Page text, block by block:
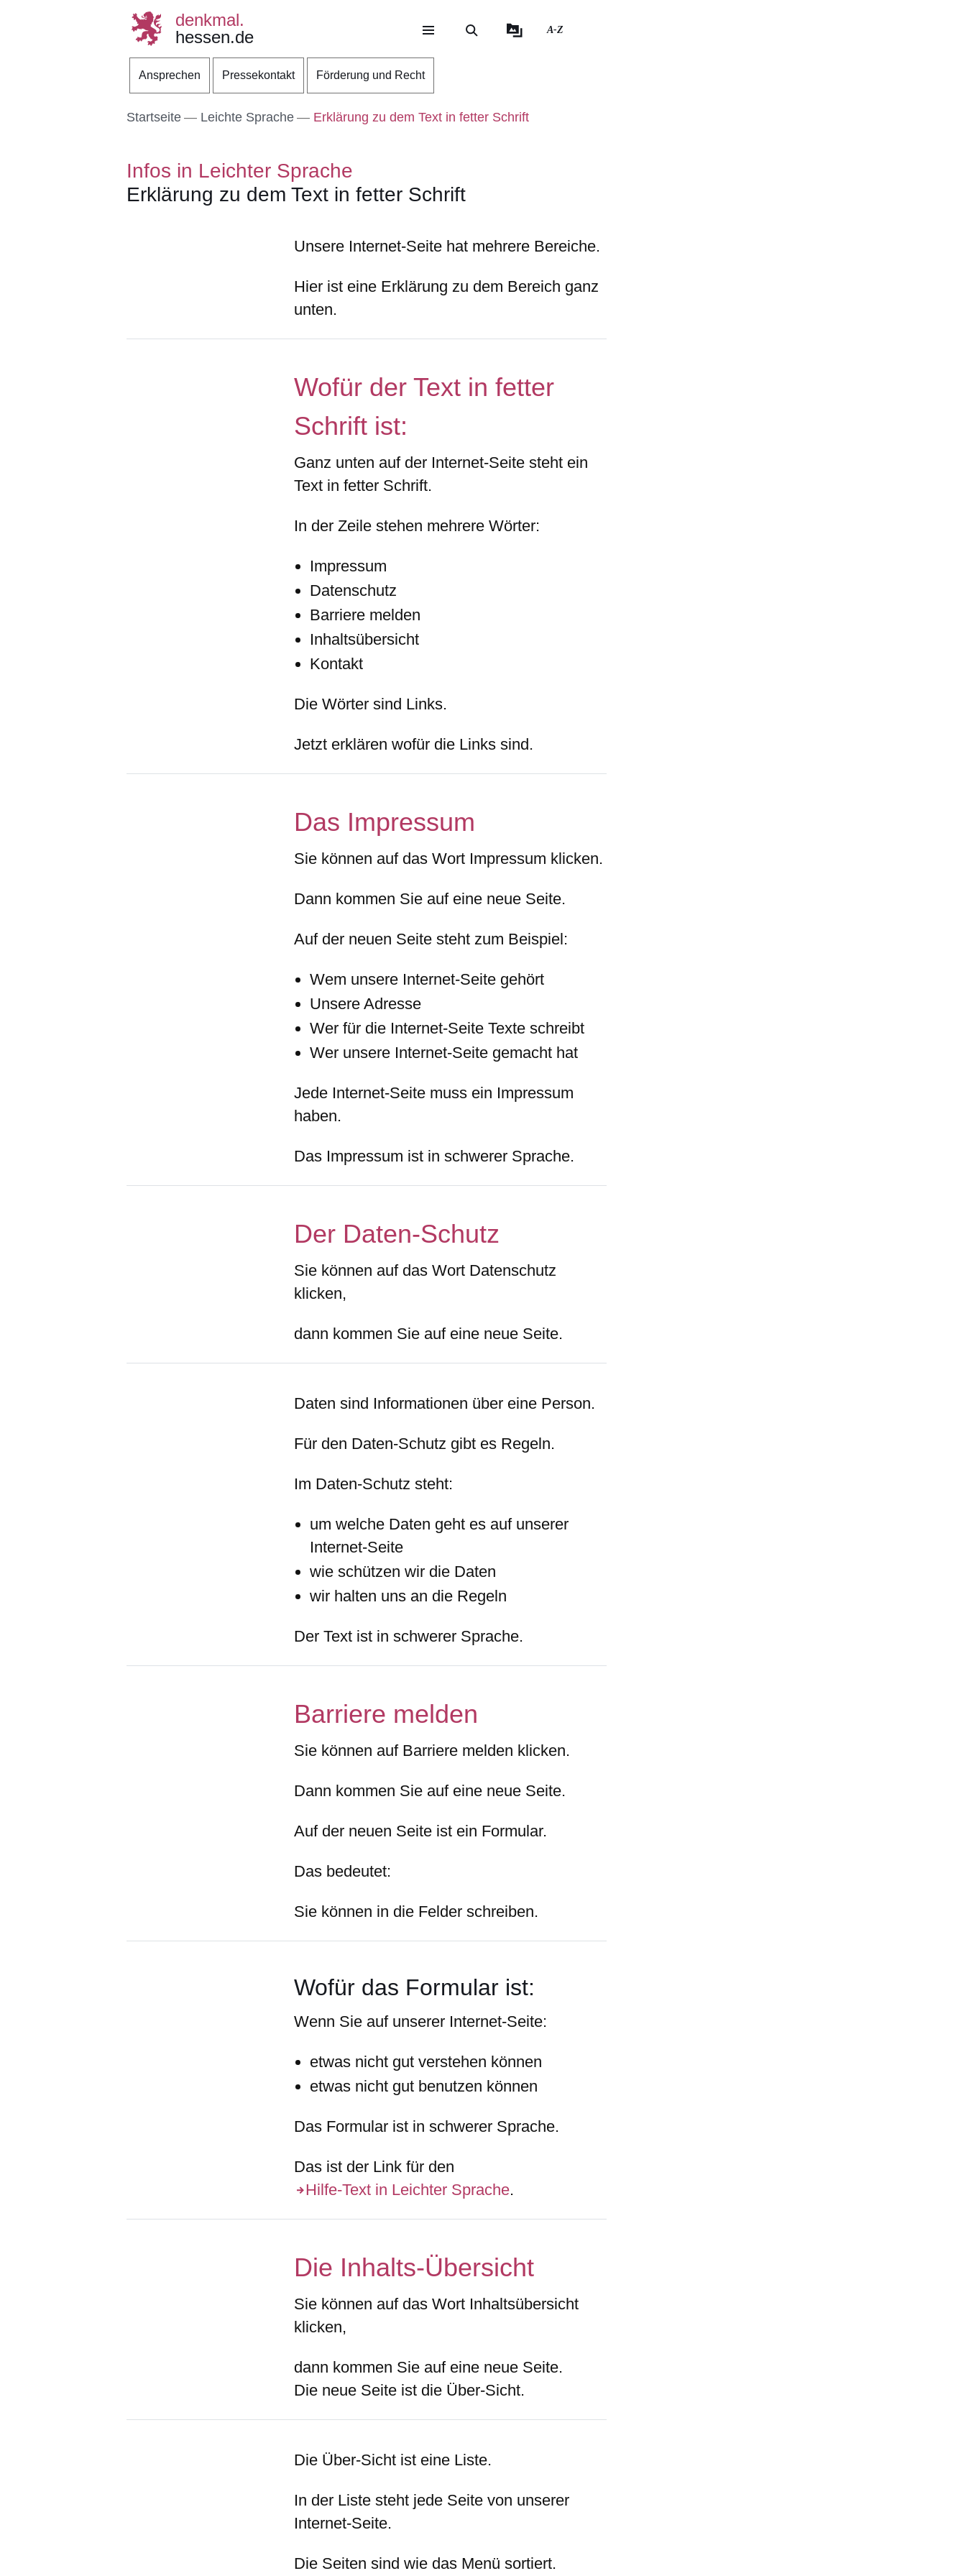
Direkt zum Kopf der Seite
Direkt zum Inhalt
Direkt zum Fuß der Seite
denkmal.
hessen.de
A-Z
Ansprechen Pressekontakt Förderung und Recht
Startseite Leichte Sprache Erklärung zu dem Text in fetter Schrift
Infos in Leichter Sprache
Erklärung zu dem Text in fetter Schrift
Unsere Internet-Seite hat mehrere Bereiche.
Hier ist eine Erklärung zu dem Bereich ganz
unten.
Wofür der Text in fetter
Schrift ist:
Ganz unten auf der Internet-Seite steht ein
Text in fetter Schrift.
In der Zeile stehen mehrere Wörter:
Impressum
Datenschutz
Barriere melden
Inhaltsübersicht
Kontakt
Die Wörter sind Links.
Jetzt erklären wofür die Links sind.
Das Impressum
Sie können auf das Wort Impressum klicken.
Dann kommen Sie auf eine neue Seite.
Auf der neuen Seite steht zum Beispiel:
Wem unsere Internet-Seite gehört
Unsere Adresse
Wer für die Internet-Seite Texte schreibt
Wer unsere Internet-Seite gemacht hat
Jede Internet-Seite muss ein Impressum
haben.
Das Impressum ist in schwerer Sprache.
Der Daten-Schutz
Sie können auf das Wort Datenschutz
klicken,
dann kommen Sie auf eine neue Seite.
Daten sind Informationen über eine Person.
Für den Daten-Schutz gibt es Regeln.
Im Daten-Schutz steht:
um welche Daten geht es auf unserer
Internet-Seite
wie schützen wir die Daten
wir halten uns an die Regeln
Der Text ist in schwerer Sprache.
Barriere melden
Sie können auf Barriere melden klicken.
Dann kommen Sie auf eine neue Seite.
Auf der neuen Seite ist ein Formular.
Das bedeutet:
Sie können in die Felder schreiben.
Wofür das Formular ist:
Wenn Sie auf unserer Internet-Seite:
etwas nicht gut verstehen können
etwas nicht gut benutzen können
Das Formular ist in schwerer Sprache.
Das ist der Link für den
Hilfe-Text in Leichter Sprache.
Die Inhalts-Übersicht
Sie können auf das Wort Inhaltsübersicht
klicken,
dann kommen Sie auf eine neue Seite.
Die neue Seite ist die Über-Sicht.
Die Über-Sicht ist eine Liste.
In der Liste steht jede Seite von unserer
Internet-Seite.
Die Seiten sind wie das Menü sortiert.